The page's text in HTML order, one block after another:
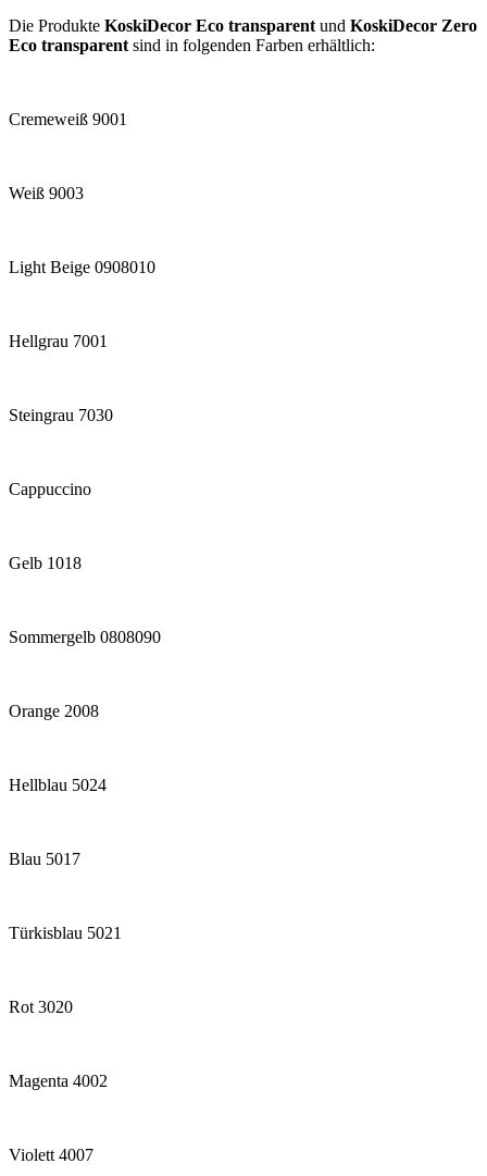
Die Produkte KoskiDecor Eco transparent und KoskiDecor Zero
Eco transparent sind in folgenden Farben erhältlich:
Cremeweiß 9001
Weiß 9003
Light Beige 0908010
Hellgrau 7001
Steingrau 7030
Cappuccino
Gelb 1018
Sommergelb 0808090
Orange 2008
Hellblau 5024
Blau 5017
Türkisblau 5021
Rot 3020
Magenta 4002
Violett 4007